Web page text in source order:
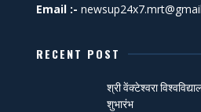
Email :-
RECENT POST
श्री वेंक्टेश्वरा
शुभारंभ